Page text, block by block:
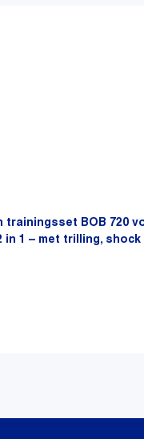
trainingsset BOB 720
in 1 – met trilling, shock